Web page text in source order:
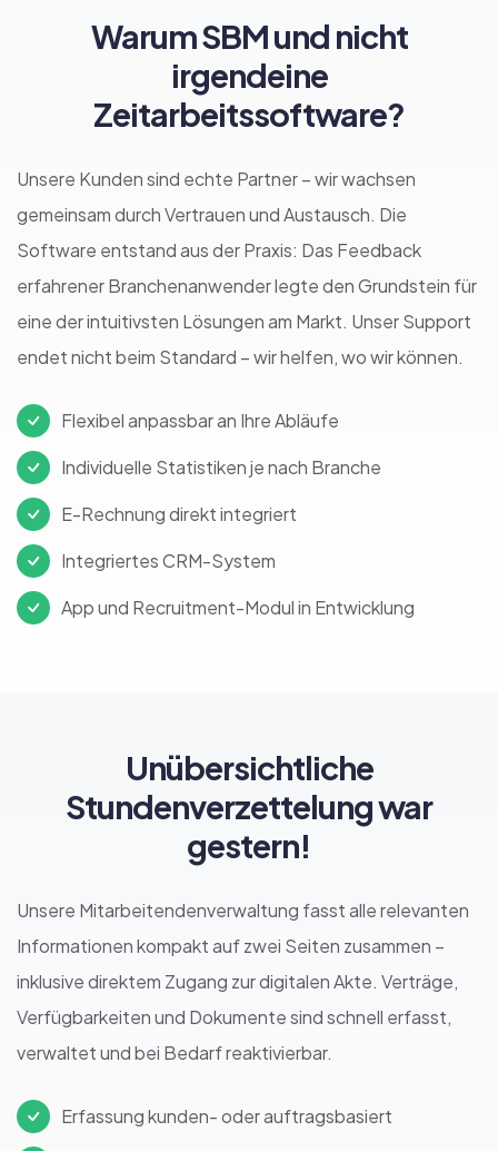
Warum SBM und nicht
irgendeine
Zeitarbeitssoftware?
Unsere Kunden sind echte Partner – wir wachsen
gemeinsam durch Vertrauen und Austausch. Die
Software entstand aus der Praxis: Das Feedback
erfahrener Branchenanwender legte den Grundstein für
eine der intuitivsten Lösungen am Markt. Unser Support
endet nicht beim Standard – wir helfen, wo wir können.
Flexibel anpassbar an Ihre Abläufe
Individuelle Statistiken je nach Branche
E-Rechnung direkt integriert
Integriertes CRM-System
App und Recruitment-Modul in Entwicklung
Unübersichtliche
Stundenverzettelung war
gestern!
Unsere Mitarbeitendenverwaltung fasst alle relevanten
Informationen kompakt auf zwei Seiten zusammen –
inklusive direktem Zugang zur digitalen Akte. Verträge,
Verfügbarkeiten und Dokumente sind schnell erfasst,
verwaltet und bei Bedarf reaktivierbar.
Erfassung kunden- oder auftragsbasiert